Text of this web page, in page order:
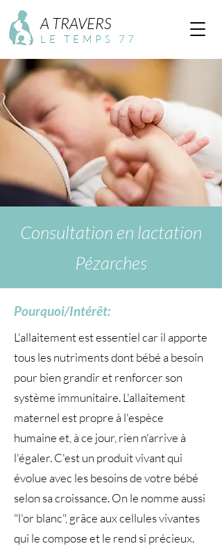
LE TEMPS 77
A TRAVERS
Consultation en lactation
Pézarches
Pourquoi/Intérêt:
L'allaitement est essentiel car il apporte
tous les nutriments dont bébé a besoin
pour bien grandir et renforcer son
système immunitaire. L'allaitement
maternel est propre à l'espèce
humaine et, à ce jour, rien n'arrive à
l'égaler. C'est un produit vivant qui
évolue avec les besoins de votre bébé
selon sa croissance. On le nomme aussi
"l'or blanc", grâce aux cellules vivantes
qui le compose et le rend si précieux.